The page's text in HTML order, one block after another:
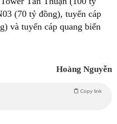
(70 tỷ đồng), tuyến cáp
và tuyến cáp quang biển
Hoàng Nguyễn
Copy link